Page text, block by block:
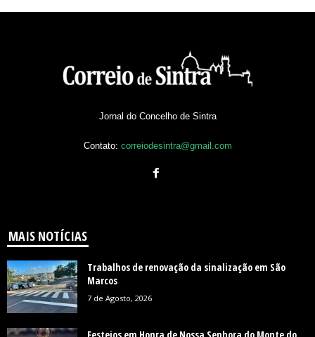
Jornal do Concelho de Sintra
Contato: correiodesintra@gmail.com
MAIS NOTÍCIAS
Trabalhos de renovação da sinalização em São
Marcos
7 de Agosto, 2026
Festejos em Honra de Nossa Senhora do Monte do